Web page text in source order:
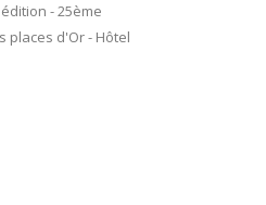
- 25ème
places d'Or - Hôtel